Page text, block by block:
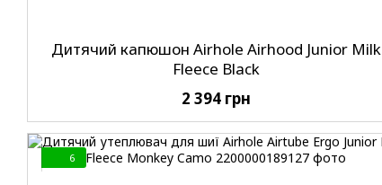
Дитячий капюшон Airhole Airhood Junior Milk
Fleece Black
2 394 грн
6